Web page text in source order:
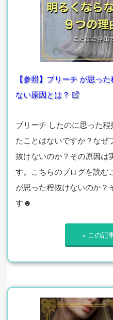
【参照】ブリーチ が思っ
ない原因とは？
ブリーチ したのに思った
たことはないですか？なぜ
抜けないのか？その原因は
す。こちらのブログを読む
が思った程抜けないのか？
す☻
» この記